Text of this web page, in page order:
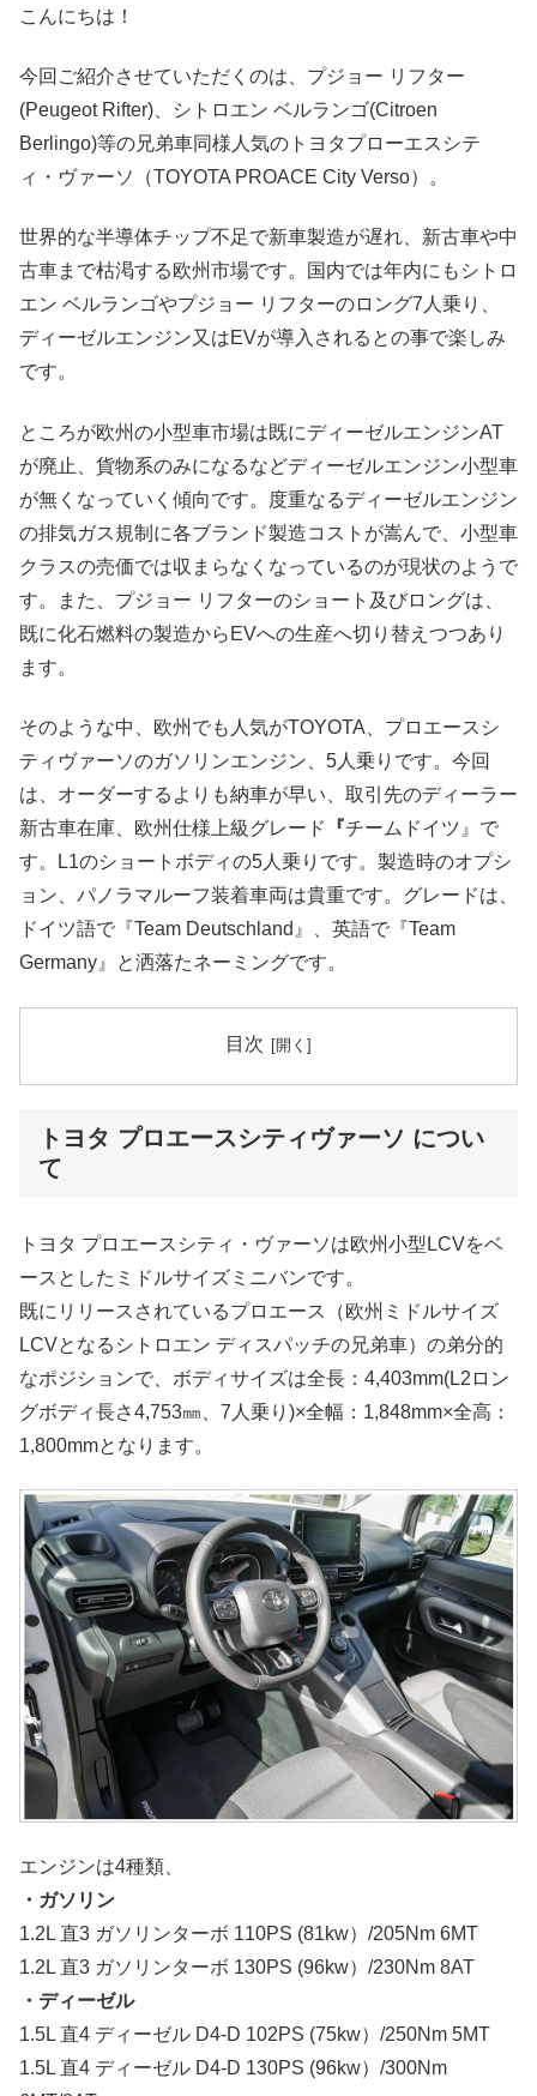
こんにちは！
今回ご紹介させていただくのは、プジョー リフター
(Peugeot Rifter)、シトロエン ベルランゴ(Citroen
Berlingo)等の兄弟車同様人気のトヨタプローエスシテ
ィ・ヴァーソ（TOYOTA PROACE City Verso）。
世界的な半導体チップ不足で新車製造が遅れ、新古車や中
古車まで枯渇する欧州市場です。国内では年内にもシトロ
エン ベルランゴやプジョー リフターのロング7人乗り、
ディーゼルエンジン又はEVが導入されるとの事で楽しみ
です。
ところが欧州の小型車市場は既にディーゼルエンジンAT
が廃止、貨物系のみになるなどディーゼルエンジン小型車
が無くなっていく傾向です。度重なるディーゼルエンジン
の排気ガス規制に各ブランド製造コストが嵩んで、小型車
クラスの売価では収まらなくなっているのが現状のようで
す。また、プジョー リフターのショート及びロングは、
既に化石燃料の製造からEVへの生産へ切り替えつつあり
ます。
そのような中、欧州でも人気がTOYOTA、プロエースシ
ティヴァーソのガソリンエンジン、5人乗りです。今回
は、オーダーするよりも納車が早い、取引先のディーラー
新古車在庫、欧州仕様上級グレード
『チームドイツ』で
す。L1のショートボディの5人乗りです。製造時のオプシ
ョン、パノラマルーフ装着車両は貴重です。グレードは、
ドイツ語で『Team Deutschland』、英語で『Team
Germany』と洒落たネーミングです。
目次
トヨタ プロエースシティヴァーソ につい
て
トヨタ プロエースシティ・ヴァーソは欧州小型LCVをベ
ースとしたミドルサイズミニバンです。
既にリリースされているプロエース（欧州ミドルサイズ
LCVとなるシトロエン ディスパッチの兄弟車）の弟分的
なポジションで、ボディサイズは全長：4,403mm(L2ロン
グボディ長さ4,753㎜、7人乗り)×全幅：1,848mm×全高：
1,800mmとなります。
エンジンは4種類、
・ガソリン
1.2L 直3 ガソリンターボ 110PS (81kw）/205Nm 6MT
1.2L 直3 ガソリンターボ 130PS (96kw）/230Nm 8AT
・ディーゼル
1.5L 直4 ディーゼル D4-D 102PS (75kw）/250Nm 5MT
1.5L 直4 ディーゼル D4-D 130PS (96kw）/300Nm